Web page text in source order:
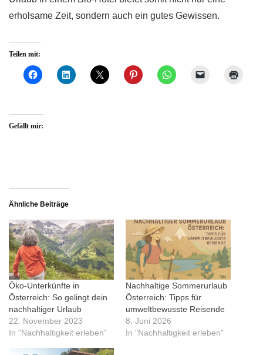
erholsame Zeit, sondern auch ein gutes Gewissen.
Teilen mit:
Gefällt mir:
Ähnliche Beiträge
Öko-Unterkünfte in
Österreich: So gelingt dein
nachhaltiger Urlaub
22. November 2023
In "Nachhaltigkeit erleben"
Nachhaltige Sommerurlaub
Österreich: Tipps für
umweltbewusste Reisende
8. Juni 2026
In "Nachhaltigkeit erleben"